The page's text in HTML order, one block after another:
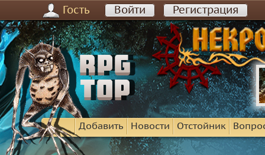
Гость Войти Регистрация
Добавить Новости Отстойник